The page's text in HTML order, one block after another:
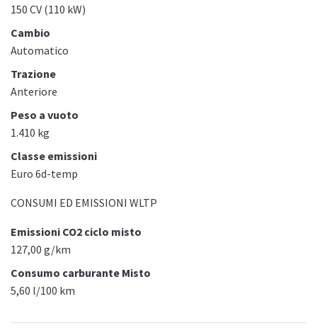
150 CV (110 kW)
Cambio
Automatico
Trazione
Anteriore
Peso a vuoto
1.410 kg
Classe emissioni
Euro 6d-temp
CONSUMI ED EMISSIONI WLTP
Emissioni CO2 ciclo misto
127,00 g/km
Consumo carburante Misto
5,60 l/100 km